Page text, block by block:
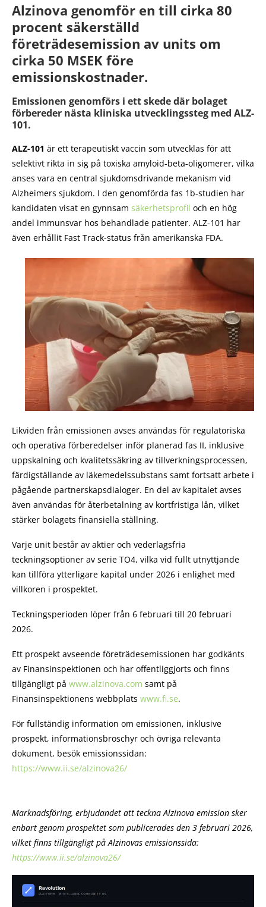
Alzinova genomför en till cirka 80
procent säkerställd
företrädesemission av units om
cirka 50 MSEK före
emissionskostnader.
Emissionen genomförs i ett skede där bolaget
förbereder nästa kliniska utvecklingssteg med ALZ-
101.
ALZ-101 är ett terapeutiskt vaccin som utvecklas för att
selektivt rikta in sig på toxiska amyloid-beta-oligomerer, vilka
anses vara en central sjukdomsdrivande mekanism vid
Alzheimers sjukdom. I den genomförda fas 1b-studien har
kandidaten visat en gynnsam säkerhetsprofil och en hög
andel immunsvar hos behandlade patienter. ALZ-101 har
även erhållit Fast Track-status från amerikanska FDA.
Likviden från emissionen avses användas för regulatoriska
och operativa förberedelser inför planerad fas II, inklusive
uppskalning och kvalitetssäkring av tillverkningsprocessen,
färdigställande av läkemedelssubstans samt fortsatt arbete i
pågående partnerskapsdialoger. En del av kapitalet avses
även användas för återbetalning av kortfristiga lån, vilket
stärker bolagets finansiella ställning.
Varje unit består av aktier och vederlagsfria
teckningsoptioner av serie TO4, vilka vid fullt utnyttjande
kan tillföra ytterligare kapital under 2026 i enlighet med
villkoren i prospektet.
Teckningsperioden löper från 6 februari till 20 februari
2026.
Ett prospekt avseende företrädesemissionen har godkänts
av Finansinspektionen och har offentliggjorts och finns
tillgängligt på www.alzinova.com samt på
Finansinspektionens webbplats www.fi.se.
För fullständig information om emissionen, inklusive
prospekt, informationsbroschyr och övriga relevanta
dokument, besök emissionssidan:
https://www.ii.se/alzinova26/
Marknadsföring, erbjudandet att teckna Alzinova emission sker
enbart genom prospektet som publicerades den 3 februari 2026,
vilket finns tillgängligt på Alzinovas emissionssida:
https://www.ii.se/alzinova26/